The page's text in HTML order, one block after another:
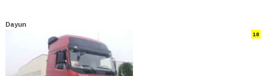
Dayun
18